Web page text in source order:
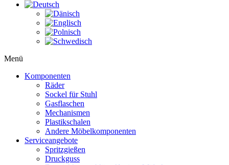
Menü
Komponenten
Räder
Sockel für Stuhl
Gasflaschen
Mechanismen
Plastikschalen
Andere Möbelkomponenten
Serviceangebote
Spritzgießen
Druckguss